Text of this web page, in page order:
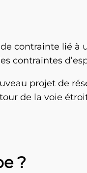
de contrainte lié
contraintes
projet de
de la voie
?